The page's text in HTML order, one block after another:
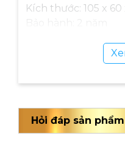
Califit Luxury CF-
Yên ngồi đa năng,
Xe đạp tập thể
thiết kế yên ngồi
Kích thước: 105 x 60
Hỏi đáp sản phẩm